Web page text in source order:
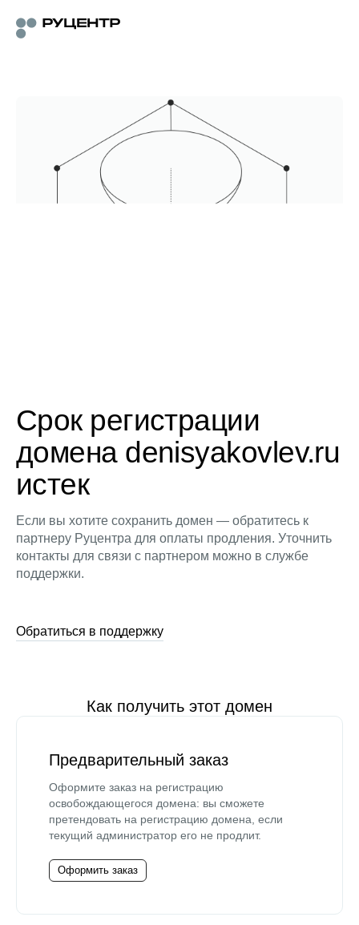
Срок регистрации
домена denisyakovlev.ru
истек
Если вы хотите сохранить домен — обратитесь к
партнеру Руцентра для оплаты продления. Уточнить
контакты для связи с партнером можно в службе
поддержки.
Обратиться в поддержку
Как получить этот домен
Предварительный заказ
Оформите заказ на регистрацию
освобождающегося домена: вы сможете
претендовать на регистрацию домена, если
текущий администратор его не продлит.
Оформить заказ